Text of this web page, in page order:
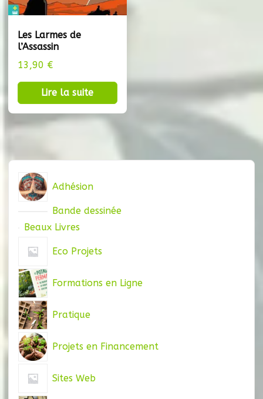
Adhésion
Bande dessinée
Beaux Livres
Eco Projets
Formations en Ligne
Pratique
Projets en Financement
Sites Web
Les Larmes de
l’Assassin
13,90 €
Lire la suite